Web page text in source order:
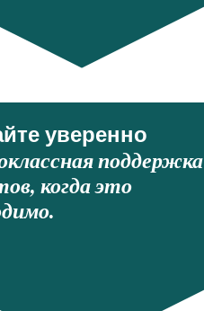
уверенно
поддержка
когда это